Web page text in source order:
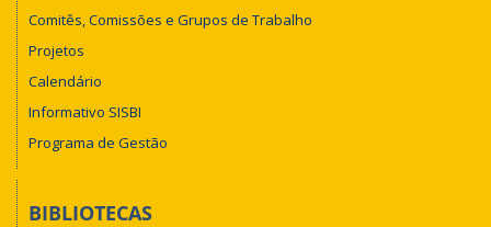
Comitês, Comissões e Grupos de Trabalho
Projetos
Calendário
Informativo SISBI
Programa de Gestão
BIBLIOTECAS